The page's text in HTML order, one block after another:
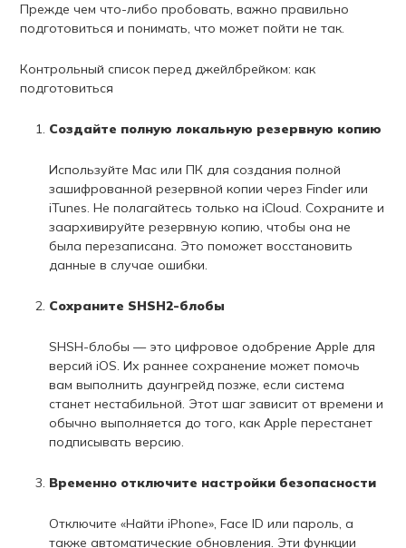
Прежде чем что-либо пробовать, важно правильно
подготовиться и понимать, что может пойти не так.
Контрольный список перед джейлбрейком: как
подготовиться
Создайте полную локальную резервную копию
Используйте Mac или ПК для создания полной
зашифрованной резервной копии через Finder или
iTunes. Не полагайтесь только на iCloud. Сохраните и
заархивируйте резервную копию, чтобы она не
была перезаписана. Это поможет восстановить
данные в случае ошибки.
Сохраните SHSH2-блобы
SHSH-блобы — это цифровое одобрение Apple для
версий iOS. Их раннее сохранение может помочь
вам выполнить даунгрейд позже, если система
станет нестабильной. Этот шаг зависит от времени и
обычно выполняется до того, как Apple перестанет
подписывать версию.
Временно отключите настройки безопасности
Отключите «Найти iPhone», Face ID или пароль, а
также автоматические обновления. Эти функции